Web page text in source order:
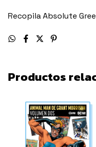
Recopila Absolute
Productos